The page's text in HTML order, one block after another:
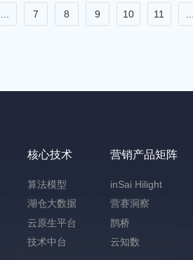
7 8 9 10 11
核心技术
算法模型
湖仓大数据
云原生平台
技术中台
营销产品矩阵
inSai Hilight
营赛洞察
鹊桥
云知数